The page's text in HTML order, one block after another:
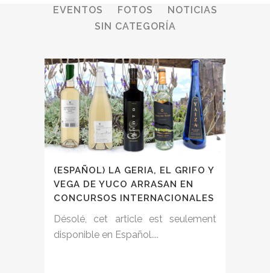
EVENTOS
FOTOS
NOTICIAS
SIN CATEGORÍA
(ESPAÑOL) LA GERIA, EL GRIFO Y
VEGA DE YUCO ARRASAN EN
CONCURSOS INTERNACIONALES
Désolé, cet article est seulement
disponible en Español....